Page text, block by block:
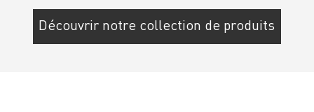
Découvrir notre collection de produits